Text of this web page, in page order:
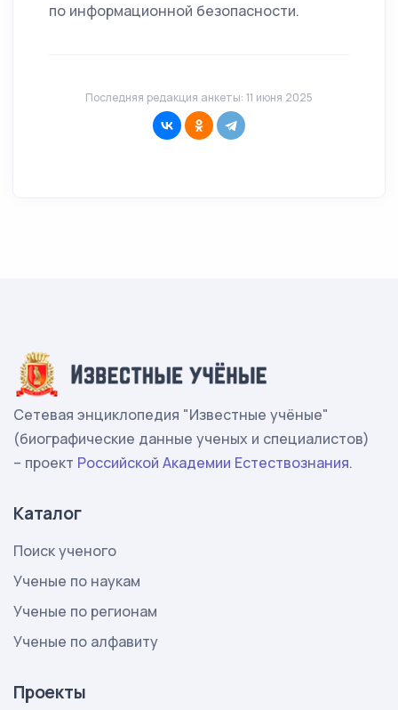
по информационной безопасности.
Последняя редакция анкеты: 11 июня 2025
Сетевая энциклопедия "Известные учёные"
(биографические данные ученых и специалистов)
– проект Российской Академии Естествознания.
Каталог
Поиск ученого
Ученые по наукам
Ученые по регионам
Ученые по алфавиту
Проекты